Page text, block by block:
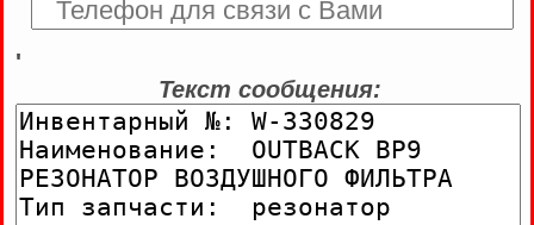
'
Текст сообщения: